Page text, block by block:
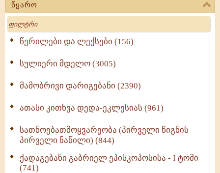
წყარო
Search
წერილები და ლექსები (156)
სულიერი მდელო (3005)
მამობრივი დარიგებანი (2390)
ათასი კითხვა დედა-ეკლესიას (961)
სათნოებათმოყვარეობა (პირველი წიგნის
პირველი ნაწილი) (844)
ქადაგებანი გაბრიელ ეპისკოპოსისა - I ტომი
(741)